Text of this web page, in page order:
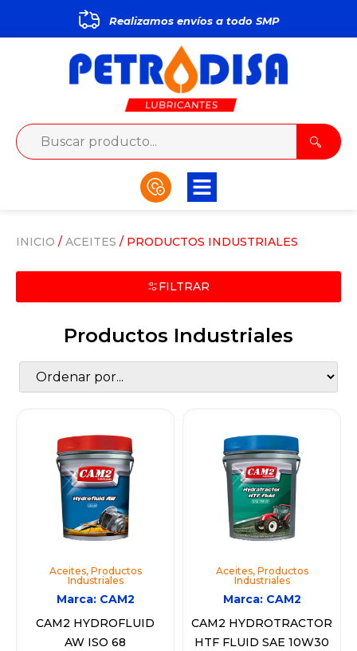
Realizamos envíos a todo SMP
INICIO / ACEITES / PRODUCTOS INDUSTRIALES
FILTRAR
Productos Industriales
Aceites, Productos
Industriales
Marca: CAM2
CAM2 HYDROFLUID
AW ISO 68
Aceites, Productos
Industriales
Marca: CAM2
CAM2 HYDROTRACTOR
HTF FLUID SAE 10W30